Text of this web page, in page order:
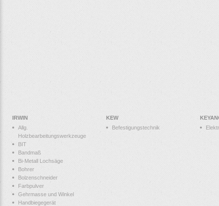
IRWIN
Allg.
Holzbearbeitungswerkzeuge
BIT
Bandmaß
Bi-Metall Lochsäge
Bohrer
Bolzenschneider
Farbpulver
Gehrmasse und Winkel
Handbiegegerät
KEW
Befestigungstechnik